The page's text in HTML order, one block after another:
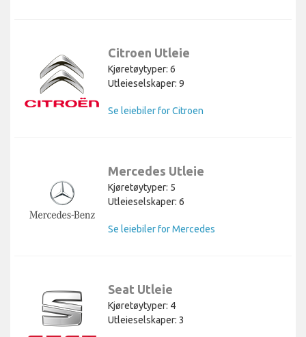
Citroen Utleie
Kjøretøytyper: 6
Utleieselskaper: 9
Se leiebiler for Citroen
Mercedes Utleie
Kjøretøytyper: 5
Utleieselskaper: 6
Se leiebiler for Mercedes
Seat Utleie
Kjøretøytyper: 4
Utleieselskaper: 3